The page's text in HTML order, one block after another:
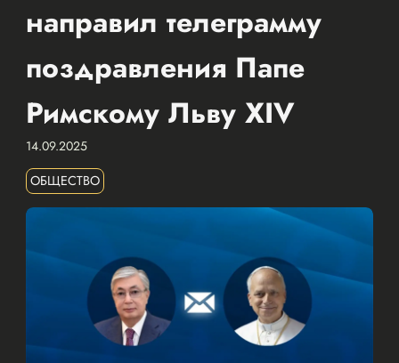
направил телеграмму
поздравления Папе
Римскому Льву XIV
14.09.2025
ОБЩЕСТВО